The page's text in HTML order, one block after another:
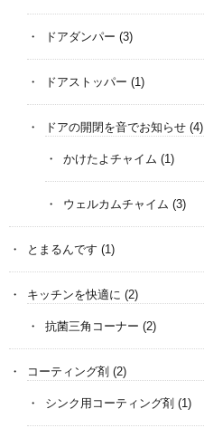
ドアダンパー (3)
ドアストッパー (1)
ドアの開閉を音でお知らせ (4)
かけたよチャイム (1)
ウェルカムチャイム (3)
とまるんです (1)
キッチンを快適に (2)
抗菌三角コーナー (2)
コーティング剤 (2)
シンク用コーティング剤 (1)